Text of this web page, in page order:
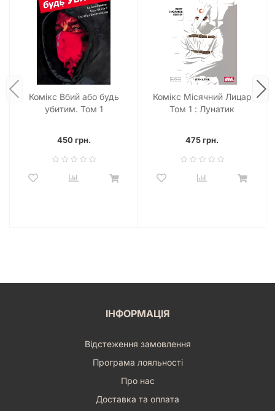
Комікс Вбий або будь
убитим. Том 1
450 грн.
Комікс Місячний Лицар
Том 1 : Лунатик
475 грн.
ІНФОРМАЦІЯ
Відстеження замовлення
Програма лояльності
Про нас
Доставка та оплата